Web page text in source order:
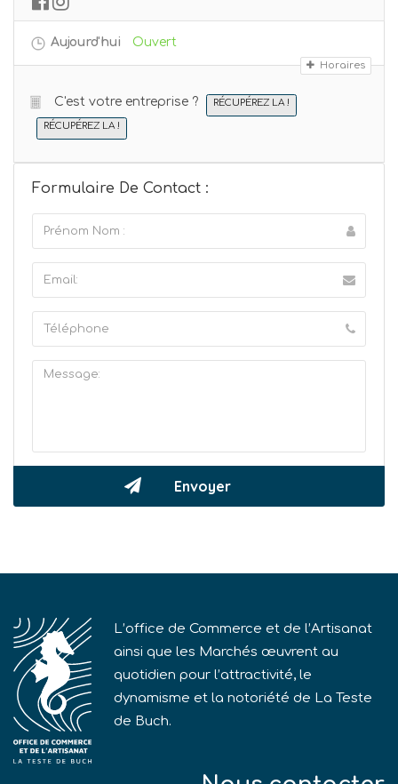
Aujourd'hui Ouvert
Horaires
C'est votre entreprise ? RÉCUPÉREZ LA !
RÉCUPÉREZ LA !
Formulaire De Contact :
L’office de Commerce et de l’Artisanat
ainsi que les Marchés œuvrent au
quotidien pour l’attractivité, le
dynamisme et la notoriété de La Teste
de Buch.